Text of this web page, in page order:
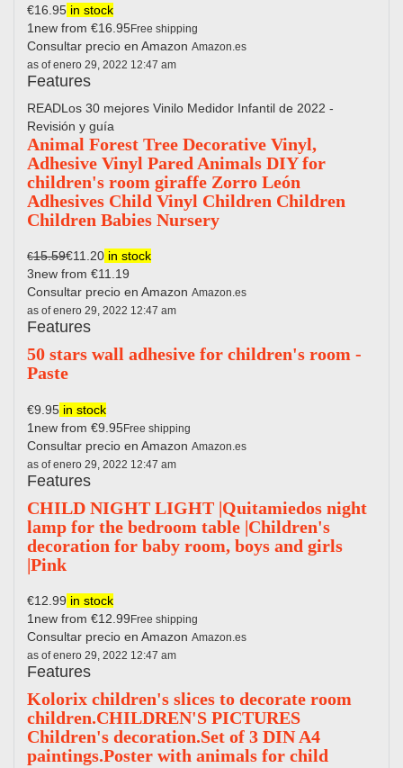
€16.95 in stock
1new from €16.95Free shipping
Consultar precio en Amazon Amazon.es
as of enero 29, 2022 12:47 am
Features
READLos 30 mejores Vinilo Medidor Infantil de 2022 -
Revisión y guía
Animal Forest Tree Decorative Vinyl,
Adhesive Vinyl Pared Animals DIY for
children's room giraffe Zorro León
Adhesives Child Vinyl Children Children
Children Babies Nursery
€15.59€11.20 in stock
3new from €11.19
Consultar precio en Amazon Amazon.es
as of enero 29, 2022 12:47 am
Features
50 stars wall adhesive for children's room -
Paste
€9.95 in stock
1new from €9.95Free shipping
Consultar precio en Amazon Amazon.es
as of enero 29, 2022 12:47 am
Features
CHILD NIGHT LIGHT |Quitamiedos night
lamp for the bedroom table |Children's
decoration for baby room, boys and girls
|Pink
€12.99 in stock
1new from €12.99 Free shipping
Consultar precio en Amazon Amazon.es
as of enero 29, 2022 12:47 am
Features
Kolorix children's slices to decorate room
children.CHILDREN'S PICTURES
Children's decoration.Set of 3 DIN A4
paintings.Poster with animals for child